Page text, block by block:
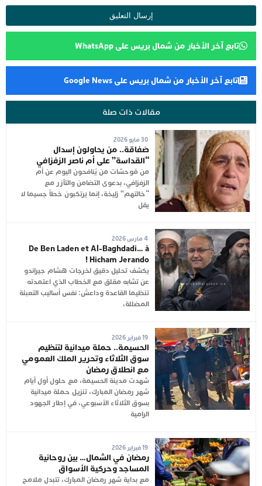
تابع آخر الأخبار من شمال بريس على WhatsApp
تابع آخر الأخبار من شمال بريس على Google News
مقالات ذات صلة
30 مايو 2026
صَفاقة.. من يحاولون إسدال
“القداسة” على أم ناصر الزفزافي
من مُوحشات من يُنافحون اليوم عن أم
الزفزافي، بدعوى التضامن والتآزر مع
“خالتهم” زليخة، إنما يَرتكبون خطأ جسيما لا
يقل
4 مارس 2026
De Ben Laden et Al-Baghdadi… à
Hicham Jerando !
يكشف تحليل دقيق لخرجات هشام جيراندو
عن تشابه مقلق مع الخطاب الذي اعتمدته
تنظيما القاعدة وداعش: نفس أساليب التعبئة
المضللة،
19 فبراير 2026
الحسيمة.. حملة ميدانية لتنظيم
سوق الثلاثاء وتحرير الملك العمومي
مع انطلاق رمضان
شهدت مدينة الحسيمة، مع حلول أول أيام
شهر رمضان المبارك، تنزيل حملة ميدانية
بسوق الثلاثاء الأسبوعي، في إطار الجهود
الرامية
19 فبراير 2026
رمضان في الشمال… بين روحانية
المساجد وحركية الأسواق
مع بداية شهر رمضان المبارك، تتبدل ملامح